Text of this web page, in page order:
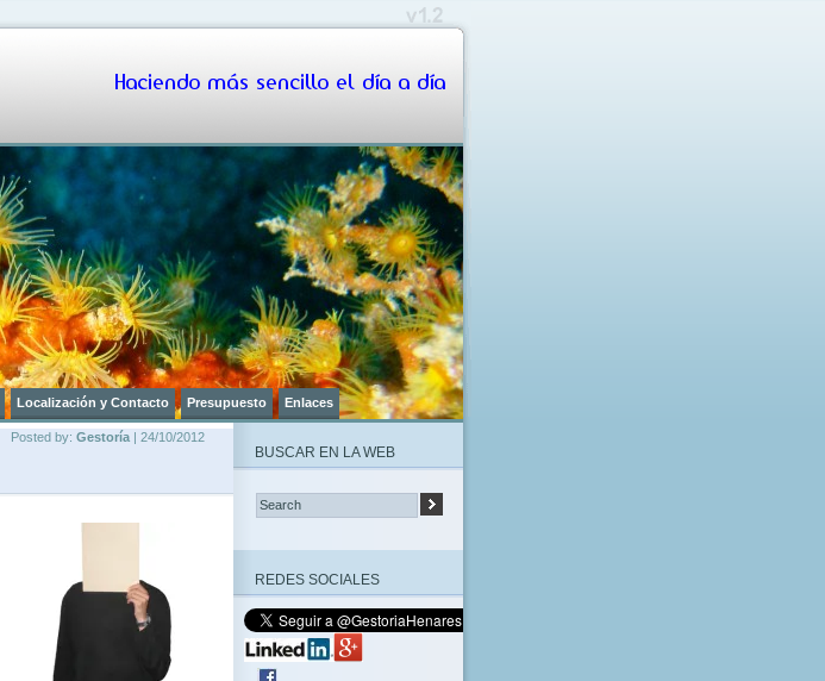
Haciendo más sencillo el día a día
Localización y Contacto Presupuesto Enlaces
Posted by: Gestoría | 24/10/2012
BUSCAR EN LA WEB
REDES SOCIALES